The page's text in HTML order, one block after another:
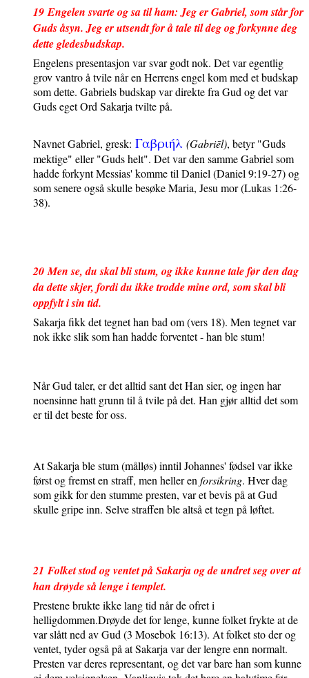
19 Engelen svarte og sa til ham: Jeg er Gabriel, som står for
Guds åsyn. Jeg er utsendt for å tale til deg og forkynne deg
dette gledesbudskap.
Engelens presentasjon var svar godt nok. Det var egentlig
grov vantro å tvile når en Herrens engel kom med et budskap
som dette. Gabriels budskap var direkte fra Gud og det var
Guds eget Ord Sakarja tvilte på.
Navnet Gabriel, gresk: Γαβριηλ (Gabriel), betyr "Guds
mektige" eller "Guds helt". Det var den samme Gabriel som
hadde forkynt Messias' komme til Daniel (Daniel 9:19-27) og
som senere også skulle besøke Maria, Jesu mor (Lukas 1:26-
38).
20 Men se, du skal bli stum, og ikke kunne tale før den dag
da dette skjer, fordi du ikke trodde mine ord, som skal bli
oppfylt i sin tid.
Sakarja fikk det tegnet han bad om (vers 18). Men tegnet var
nok ikke slik som han hadde forventet - han ble stum!
Når Gud taler, er det alltid sant det Han sier, og ingen har
noensinne hatt grunn til å tvile på det. Han gjør alltid det som
er til det beste for oss.
At Sakarja ble stum (målløs) inntil Johannes' fødsel var ikke
først og fremst en straff, men heller enforsikring. Hver dag
som gikk for den stumme presten, var et bevis på at Gud
skulle gripe inn. Selve straffen ble altså et tegn på løftet.
21 Folket stod og ventet på Sakarja og de undret seg over at
han drøyde så lenge i templet.
Prestene brukte ikke lang tid når de ofret i
helligdommen.Drøyde det for lenge, kunne folket frykte at de
var slått ned av Gud (3 Mosebok 16:13). At folket sto der og
ventet, tyder også på at Sakarja var der lengre enn normalt.
Presten var deres representant, og det var bare han som kunne